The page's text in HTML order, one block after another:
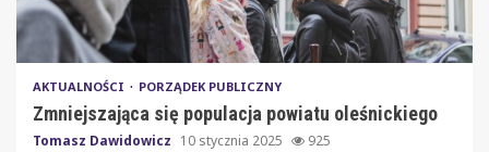
AKTUALNOŚCI PORZĄDEK PUBLICZNY
Zmniejszająca się populacja powiatu oleśnickiego
Tomasz Dawidowicz 10 stycznia 2025 925